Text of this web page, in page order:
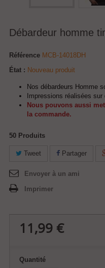
Débardeur homme
Référence MCB-14018DH
État : Nouveau produit
Nos débardeurs Homme
Impressions réalisées
Nous pouvons aussi
la commande.
50 Produits
Tweet Partager
Envoyer à un ami
Imprimer
11,99 €
Quantité